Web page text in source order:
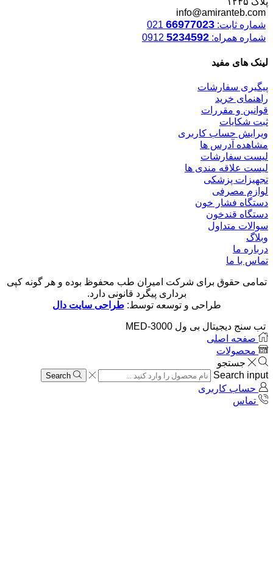
info@amiranteb.com
شماره ثابت: 66977023
شماره همراه: 5234592
لینک های مفید
پیگیری سفارشات
راهنمای خرید
قوانین و مقررات
ثبت شکایات
ویرایش حساب کاربری
مشاهده آدرس ها
لیست سفارشات
لیست علاقه مندی ها
تجهیزات پزشکی
لوازم مصرفی
دستگاه فشار خون
دستگاه قندخون
سوالات متداول
وبلاگ
درباره ما
تماس با ما
تمامی حقوق برای شرکت امیران طب محفوظ بوده و هر گونه کپی
برداری پیگرد قانونی دارد.
طراحی و توسعه توسط:طراحی سایت دال
تب سنج دیجیتال بی ول MED-3000
صفحه اصلی
محصولات
جستجو
Search input
Search
حساب کاربری
تماس